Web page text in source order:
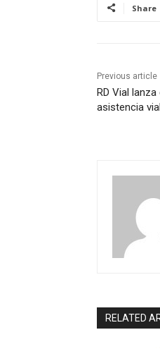
Share
Previous article
RD Vial
asistencia
RELATED